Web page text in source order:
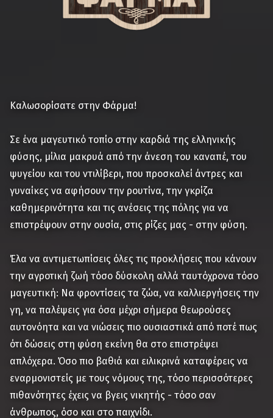
Καλωσορίσατε στην Φάρμα!
Σε ένα μαγευτικό τοπίο στην καρδιά της ελληνικής
φύσης, μίλια μακρυά από την άνεση του καναπέ, του
ψυγείου και του ντιλίβερι, που προσκαλεί άντρες και
γυναίκες να αφήσουν την ρουτίνα, την γκρίζα
καθημερινότητα και τις ανέσεις της πόλης για να
επιστρέψουν στην ουσία, στις ρίζες μας - στην φύση.
Έλα να αντιμετωπίσεις όλες τις προκλήσεις που κάνουν
την αγροτική ζωή τόσο δύσκολη αλλά ταυτόχρονα τόσο
μαγευτική: Να φροντίσεις τα ζώα, να καλλιεργήσεις την
γη, να παλέψεις για όσα μέχρι σήμερα θεωρούσες
αυτονόητα και να νιώσεις πιο ουσιαστικά από ποτέ πως
ότι δώσεις στη φύση εκείνη θα στο επιστρέψει
απλόχερα. Όσο πιο βαθιά και ειλικρινά καταφέρεις να
εναρμονιστείς με τους νόμους της, τόσο περισσότερες
πιθανότητες έχεις να βγεις νικητής - τόσο σαν
άνθρωπος, όσο και στο παιχνίδι.